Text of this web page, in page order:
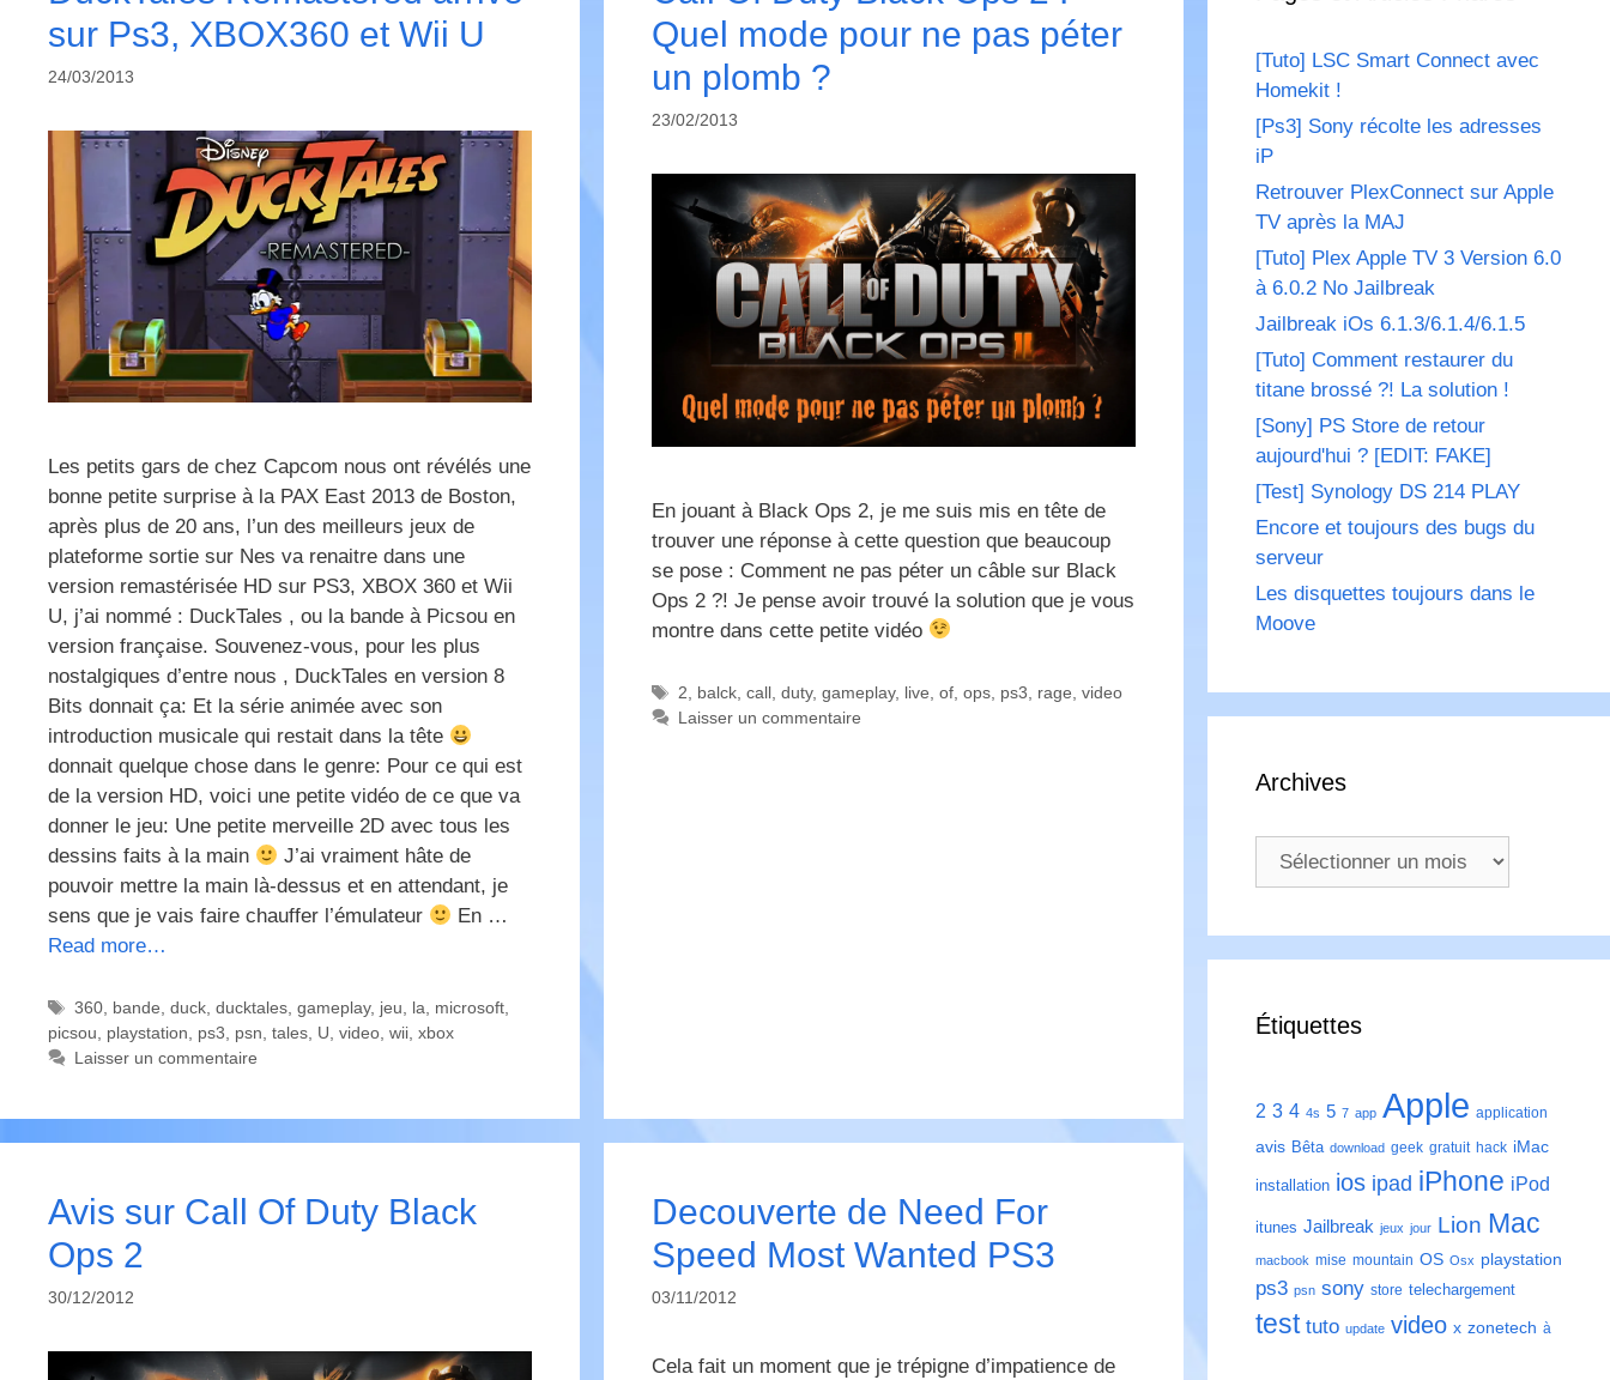
sur Ps3, XBOX360 et Wii U
24/03/2013
Les petits gars de chez Capcom nous ont révélés une
bonne petite surprise à la PAX East 2013 de Boston,
après plus de 20 ans, l’un des meilleurs jeux de
plateforme sortie sur Nes va renaitre dans une
version remastérisée HD sur PS3, XBOX 360 et Wii
U, j’ai nommé : DuckTales , ou la bande à Picsou en
version française. Souvenez-vous, pour les plus
nostalgiques d’entre nous , DuckTales en version 8
Bits donnait ça: Et la série animée avec son
introduction musicale qui restait dans la tête
donnait quelque chose dans le genre: Pour ce qui est
de la version HD, voici une petite vidéo de ce que va
donner le jeu: Une petite merveille 2D avec tous les
dessins faits à la main
J’ai vraiment hâte de
pouvoir mettre la main là-dessus et en attendant, je
sens que je vais faire chauffer l’émulateur
En …
Read more…
Étiquettes
360, bande, duck, ducktales, gameplay, jeu, la, microsoft,
picsou, playstation, ps3, psn, tales, U, video, wii, xbox
Laisser un commentaire
Quel mode pour ne pas péter
un plomb ?
23/02/2013
En jouant à Black Ops 2, je me suis mis en tête de
trouver une réponse à cette question que beaucoup
se pose : Comment ne pas péter un câble sur Black
Ops 2 ?! Je pense avoir trouvé la solution que je vous
montre dans cette petite vidéo
Étiquettes
2 balck, call, duty, gameplay, live of, ops, ps3 rage video
Laisser un commentaire
Avis sur Call Of Duty Black
Ops 2
30/12/2012
Decouverte de Need For
Speed Most Wanted PS3
03/11/2012
Cela fait un moment que je trépigne d’impatience de
[Tuto] LSC Smart Connect avec
Homekit !
[Ps3] Sony récolte les adresses
iP
Retrouver PlexConnect sur Apple
TV après la MAJ
[Tuto] Plex Apple TV 3 Version 6.0
à 6.0.2 No Jailbreak
Jailbreak iOs 6.1.3/6.1.4/6.1.5
[Tuto] Comment restaurer du
titane brossé ?! La solution !
[Sony] PS Store de retour
aujourd'hui ? [EDIT: FAKE]
[Test] Synology DS 214 PLAY
Encore et toujours des bugs du
serveur
Les disquettes toujours dans le
Moove
Archives
Archives
Étiquettes
2 3 4 4s 5 7 app Apple application
avis Bêta download geek gratuit hack iMac
installation ios ipad iPhone iPod
itunes Jailbreak jeux jour Lion Mac
macbook mise mountain OS Osx playstation
ps3 psn sony store telechargement
test tuto update video x zonetech à